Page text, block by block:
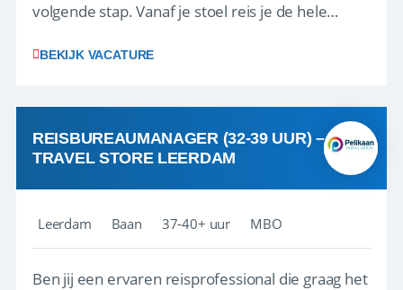
volgende stap. Vanaf je stoel reis je de hele
wensen van je team, je klant en wat er in de
klanten te overtuigen om die droomreis te
boeken! ...
BEKIJK VACATURE
REISBUREAUMANAGER (32-39 UUR) –
TRAVEL STORE LEERDAM
Leerdam Baan 37-40+ uur MBO
Ben jij een ervaren reisprofessional die graag het